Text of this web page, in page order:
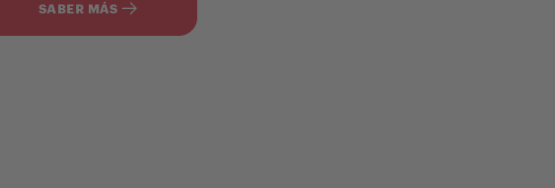
SABER MÁS